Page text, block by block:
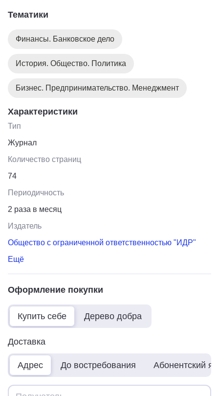
Тематики
Финансы. Банковское дело
История. Общество. Политика
Бизнес. Предпринимательство. Менеджмент
Характеристики
Тип
Журнал
Количество страниц
74
Периодичность
2 раза в месяц
Издатель
Общество с ограниченной ответственностью "ИДР"
Ещё
Оформление покупки
Купить себе Дерево добра
Доставка
Адрес До востребования Абонентский